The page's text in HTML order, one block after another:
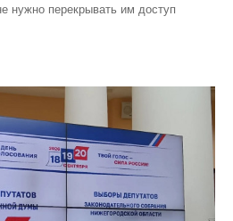
нужно перекрывать им доступ